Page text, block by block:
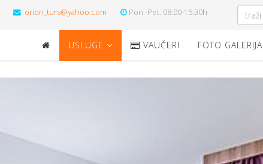
orion_turs@yahoo.com Pon.-Pet. 08:00-15:30h
USLUGE VAUČERI FOTO GALERIJA